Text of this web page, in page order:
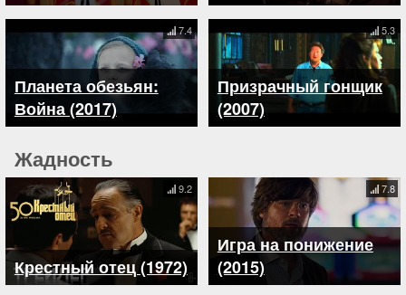
Планета обезьян:
Война (2017)
7.4
Призрачный гонщик
(2007)
5.3
Жадность
Крестный отец (1972)
9.2
Игра на понижение
(2015)
7.8